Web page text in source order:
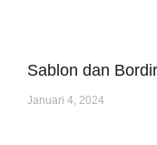
Sablon dan
Januari 4, 2024